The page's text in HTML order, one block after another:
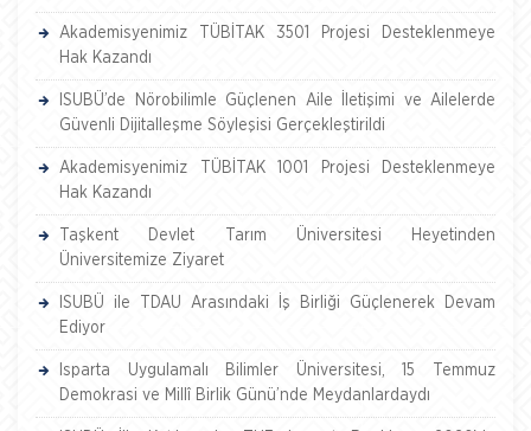
Akademisyenimiz TÜBİTAK 3501 Projesi Desteklenmeye
Hak Kazandı
ISUBÜ’de Nörobilimle Güçlenen Aile İletişimi ve Ailelerde
Güvenli Dijitalleşme Söyleşisi Gerçekleştirildi
Akademisyenimiz TÜBİTAK 1001 Projesi Desteklenmeye
Hak Kazandı
Taşkent Devlet Tarım Üniversitesi Heyetinden
Üniversitemize Ziyaret
ISUBÜ ile TDAU Arasındaki İş Birliği Güçlenerek Devam
Ediyor
Isparta Uygulamalı Bilimler Üniversitesi, 15 Temmuz
Demokrasi ve Millî Birlik Günü’nde Meydanlardaydı